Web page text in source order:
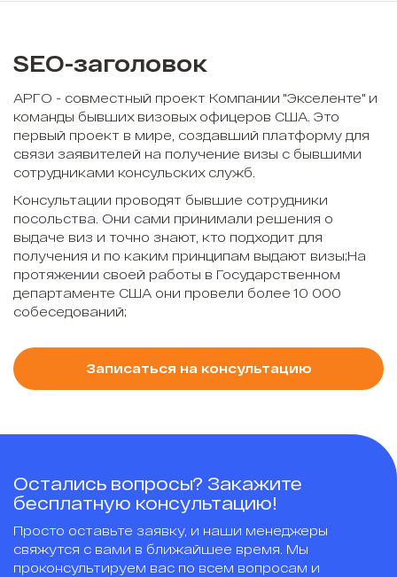
SEO-заголовок
АРГО - совместный проект Компании "Экселенте" и
команды бывших визовых офицеров США. Это
первый проект в мире, создавший платформу для
связи заявителей на получение визы с бывшими
сотрудниками консульских служб.
Консультации проводят бывшие сотрудники
посольства. Они сами принимали решения о
выдаче виз и точно знают, кто подходит для
получения и по каким принципам выдают визы;На
протяжении своей работы в Государственном
департаменте США они провели более 10 000
собеседований;
Записаться на консультацию
Остались вопросы? Закажите
бесплатную консультацию!
Просто оставьте заявку, и наши менеджеры
свяжутся с вами в ближайшее время. Мы
проконсультируем вас по всем вопросам и